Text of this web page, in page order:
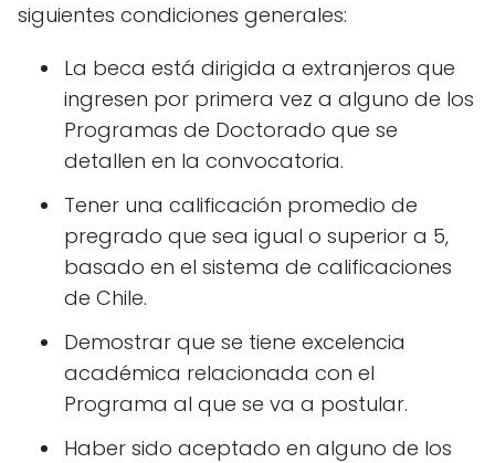
siguientes condiciones generales:
La beca está dirigida a extranjeros que
ingresen por primera vez a alguno de los
Programas de Doctorado que se
detallen en la convocatoria.
Tener una calificación promedio de
pregrado que sea igual o superior a 5,
basado en el sistema de calificaciones
de Chile.
Demostrar que se tiene excelencia
académica relacionada con el
Programa al que se va a postular.
Haber sido aceptado en alguno de los